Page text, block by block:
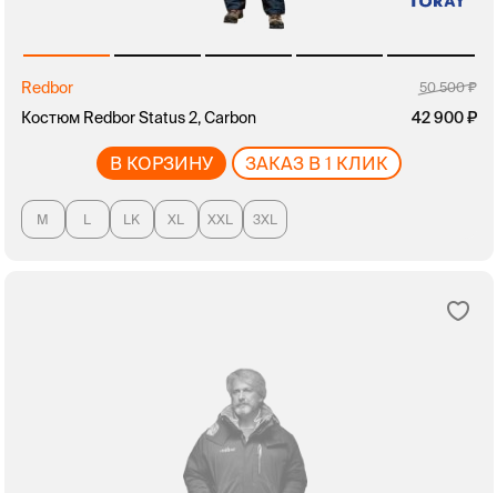
Redbor 50 500
Костюм Redbor Status 2, Carbon 42 900
В КОРЗИНУ ЗАКАЗ В 1 КЛИК
M L LK XL XXL 3XL